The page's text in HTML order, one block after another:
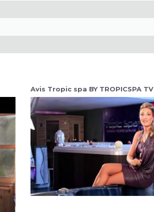
Avis Tropic spa BY TROPICSPA TV